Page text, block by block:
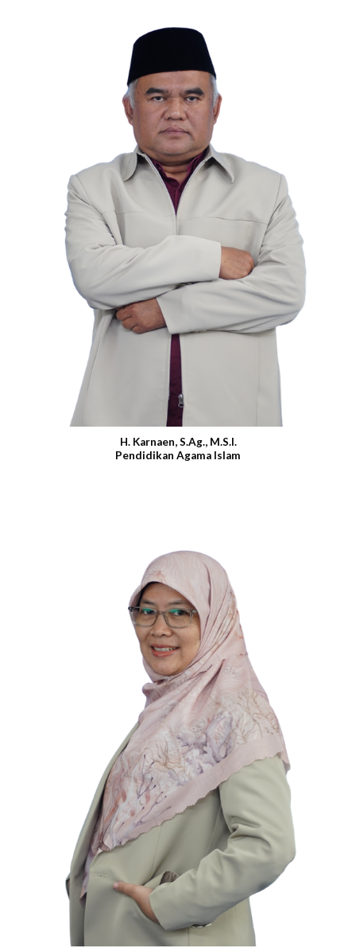
H. Karnaen, S.Ag., M.S.I.
Pendidikan Agama Islam